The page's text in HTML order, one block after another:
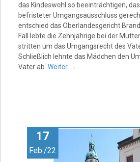
das Kindeswohl so beeinträchtigen,
befristeter Umgangsausschluss
entschied das Oberlandesgericht
Fall lebte die Zehnjährige bei der
stritten um das Umgangsrecht des
Schließlich lehnte das Mädchen den
Vater ab. Weiter →
17
Feb./22